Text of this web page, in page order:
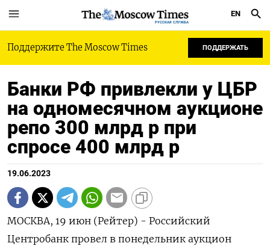
РУССКАЯ СЛУЖБА
EN
Поддержите The Moscow Times ПОДДЕРЖАТЬ
Банки РФ привлекли у ЦБР
на одномесячном аукционе
репо 300 млрд р при
спросе 400 млрд р
19.06.2023
МОСКВА, 19 июн (Рейтер) - Российский
Центробанк провел в понедельник аукцион